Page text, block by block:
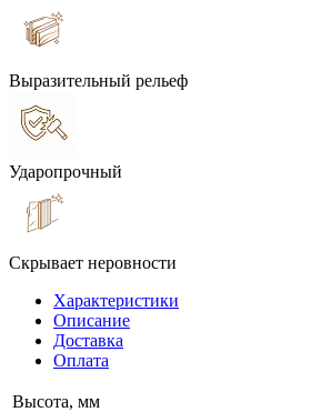
Выразительный рельеф
Ударопрочный
Скрывает неровности
Характеристики
Описание
Доставка
Оплата
Высота, мм